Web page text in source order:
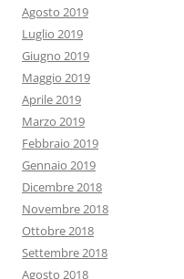
Agosto 2019
Luglio 2019
Giugno 2019
Maggio 2019
Aprile 2019
Marzo 2019
Febbraio 2019
Gennaio 2019
Dicembre 2018
Novembre 2018
Ottobre 2018
Settembre 2018
Agosto 2018